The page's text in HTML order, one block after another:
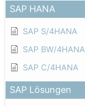
SAP HANA
SAP S/4HANA
SAP BW/4HANA
SAP C/4HANA
SAP Lösungen